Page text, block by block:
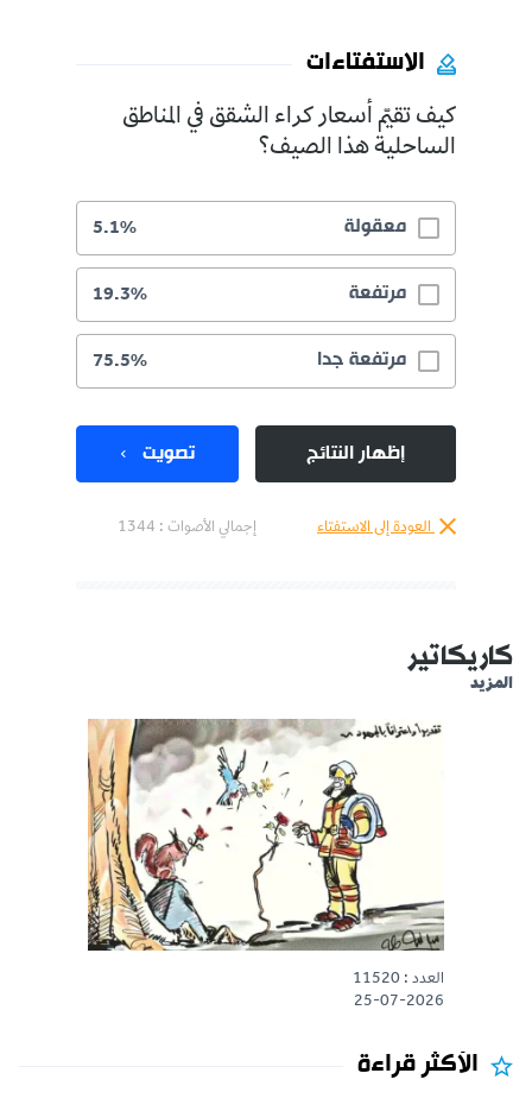
الاستفتاءات
كيف تقيّم أسعار كراء الشقق في المناطق
الساحلية هذا الصيف؟
معقولة 5.1%
مرتفعة 19.3%
مرتفعة جدا 75.5%
إظهار النتائج تصويت
العودة إلى الاستفتاء إجمالي الأصوات : 1344
كاريكاتير
المزيد
العدد : 11520
25-07-2026
الأكثر قراءة